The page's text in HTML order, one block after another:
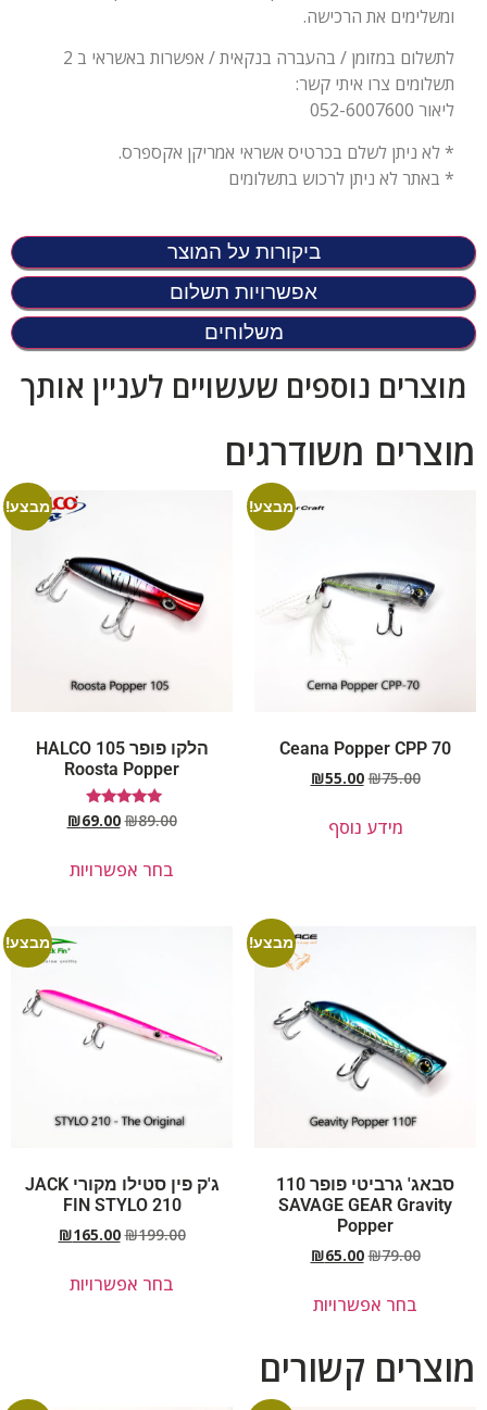
ביקורות על המוצר
אפשרויות תשלום
משלוחים
ומשלימים את הרכישה.
לתשלום במזומן / בהעברה בנקאית / אפשרות באשראי ב 2
תשלומים צרו איתי קשר:
ליאור 052-6007600
* לא ניתן לשלם בכרטיס אשראי אמריקן אקספרס.
* באתר לא ניתן לרכוש בתשלומים
מוצרים נוספים שעשויים לעניין אותך
מוצרים משודרגים
מבצע!
Ceana Popper CPP 70
₪75.00
₪55.00
מידע נוסף
מבצע!
הלקו פופר 105 HALCO
Roosta Popper
דורג
5.00
₪89.00
₪69.00
בחר אפשרויות
מבצע!
סבאג' גרביטי פופר 110
SAVAGE GEAR Gravity
Popper
₪79.00
₪65.00
בחר אפשרויות
מבצע!
ג'ק פין סטילו מקורי JACK
FIN STYLO 210
₪199.00
₪165.00
בחר אפשרויות
מוצרים קשורים